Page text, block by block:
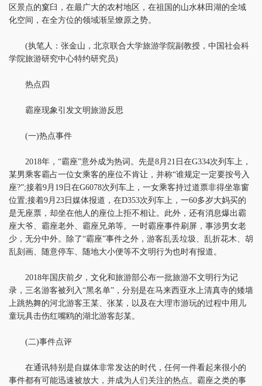
区景点的窠臼，在最广大的农村地区，在祖国的山水林田湖的全域
化空间，在全方位的领域渐呈燎原之势。
(执笔人：张金山，北京联合大学旅游学院副教授，中国社会科
学院旅游研究中心特约研究员)
热点四
霸座现象引发文明旅游反思
(一)热点事件
2018年，“霸座”意外成为热词。先是8月21日在G334次列车上，
某男乘客霸占一位女乘客的座位不肯让，并称“谁规定一定要按号入
座?”;接着9月19日在G6078次列车上，一女乘客持过道票非得坐靠窗
位置;接着9月23日媒体报道，在D353次列车上，一60多岁大妈买的
是无座票，却坐在他人的座位上拒不相让。此外，还有消息爆出霸
座大爷、霸座老外、霸座兄弟等。一时霸座事件刷屏，事涉男女老
少，无分中外。除了“霸座”事件之外，游客乱丢垃圾、乱折花木、胡
乱刻画、随意停车、随地大小便等不文明行为也时有报道。
2018年国庆前夕，文化和旅游部公布一批旅游不文明行为记
录，三名游客被列入“黑名单”，分别是在马来西亚水上清真寺的矮墙
上跳热舞的河北游客王某、张某，以及在大理市游玩的过程中用儿
童玩具击伤红嘴鸥的湖北游客彭某。
(二)事件点评
在通讯特别是自媒体非常发达的时代，任何一件看起来很小的
事件都有可能迅速被放大，并成为人们关注的热点。霸座之类的事